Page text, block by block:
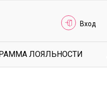
Вход
ЛОЯЛЬНОСТИ